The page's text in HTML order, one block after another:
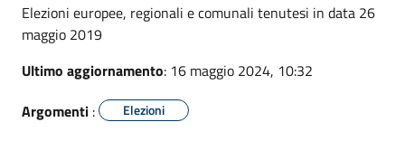
Elezioni europee, regionali e comunali tenutesi in data 26
maggio 2019
Ultimo aggiornamento: 16 maggio 2024, 10:32
Argomenti : Elezioni